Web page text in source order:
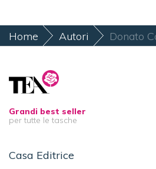
Home Autori Donato
Grandi best seller
per tutte le tasche
Casa Editrice